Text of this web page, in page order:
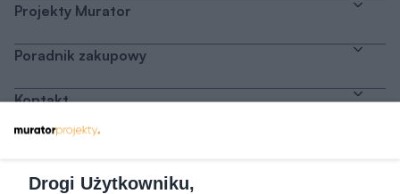
Projekty Murator
Poradnik zakupowy
Kontakt
Drogi Użytkowniku,